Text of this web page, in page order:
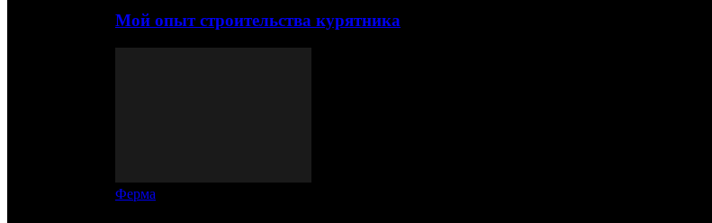
Мой опыт строительства курятника
Ферма